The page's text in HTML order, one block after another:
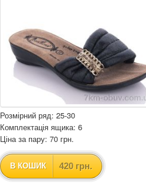
Розмірний ряд: 25-30
Комплектація ящика: 6
Ціна за пару: 70 грн.
В КОШИК 420 грн.